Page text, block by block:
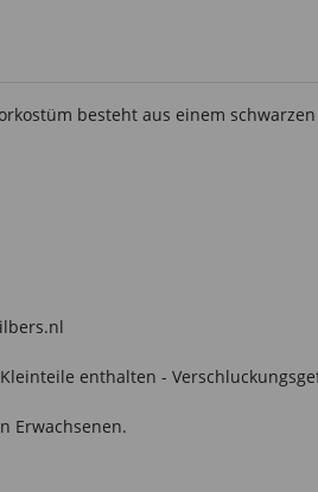
besteht aus einem
enthalten -
Erwachsenen.